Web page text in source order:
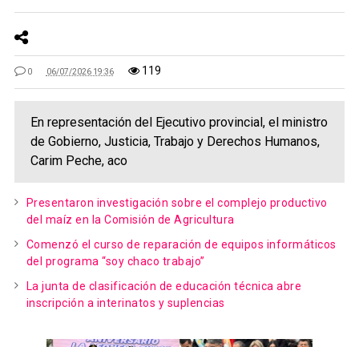
0 06/07/2026 19:36 119
En representación del Ejecutivo provincial, el ministro
de Gobierno, Justicia, Trabajo y Derechos Humanos,
Carim Peche, aco
Presentaron investigación sobre el complejo productivo
del maíz en la Comisión de Agricultura
Comenzó el curso de reparación de equipos informáticos
del programa “soy chaco trabajo”
La junta de clasificación de educación técnica abre
inscripción a interinatos y suplencias